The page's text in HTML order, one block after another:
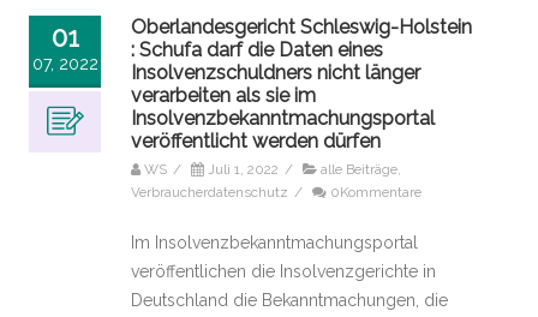
01
07, 2022
Oberlandesgericht Schleswig-Holstein
: Schufa darf die Daten eines
Insolvenzschuldners nicht länger
verarbeiten als sie im
Insolvenzbekanntmachungsportal
veröffentlicht werden dürfen
WS / Juli 1, 2022 / alle Beiträge
Verbraucherdatenschutz / 0Kommentare
Im Insolvenzbekanntmachungsportal
veröffentlichen die Insolvenzgerichte in
Deutschland die Bekanntmachungen, die